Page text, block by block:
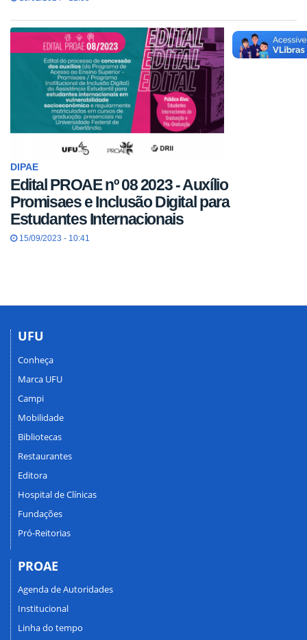
DIPAE
Edital PROAE nº 08 2023 - Auxílio
Promisaes e Inclusão Digital para
Estudantes Internacionais
15/09/2023 - 10:41
UFU
Conheça
Marca UFU
Campi
Mobilidade
Bibliotecas
Restaurantes
Editora
Hospital de Clínicas
Fundações
Pró-Reitorias
PROAE
Agenda de Autoridades
Institucional
Linha do tempo